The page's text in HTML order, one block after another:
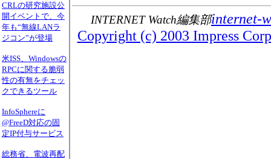
CRLの研究施設公
開イベントで、今
年も“無線LANラ
ジコン”が登場
米ISS、Windowsの
RPCに関する脆弱
性の有無をチェッ
クできるツール
InfoSphereに
@FreeD対応の固
定IP付与サービス
総務省、電波再配
INTERNET Watch編集部internet-
Copyright (c) 2003 Impress